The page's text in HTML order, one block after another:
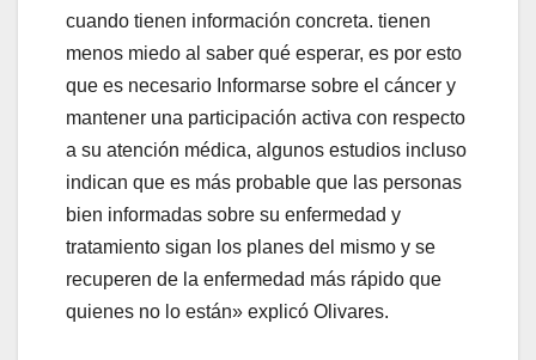
cuando tienen información concreta. tienen
menos miedo al saber qué esperar, es por esto
que es necesario Informarse sobre el cáncer y
mantener una participación activa con respecto
a su atención médica, algunos estudios incluso
indican que es más probable que las personas
bien informadas sobre su enfermedad y
tratamiento sigan los planes del mismo y se
recuperen de la enfermedad más rápido que
quienes no lo están» explicó Olivares.